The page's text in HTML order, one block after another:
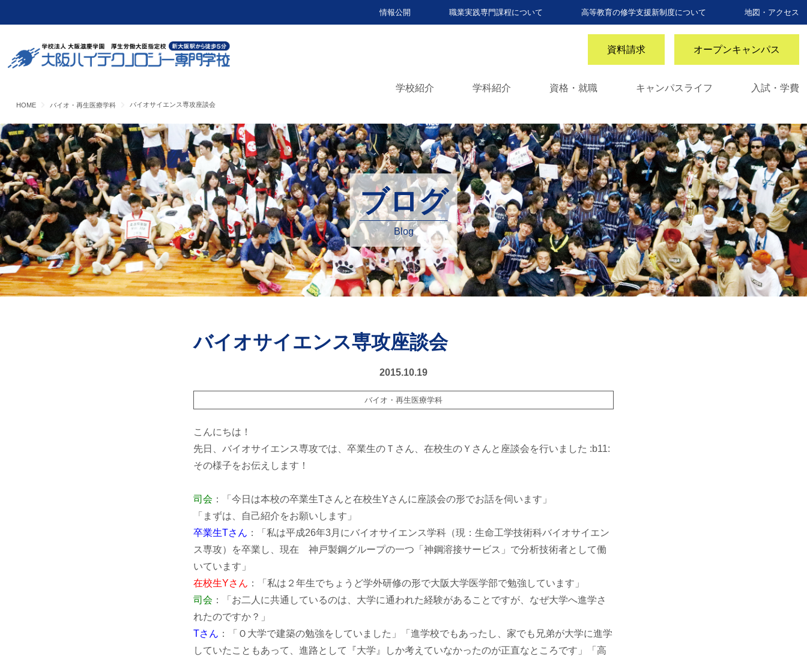
情報公開 職業実践専門課程について 高等教育の修学支援新制度について 地図・アクセス
資料請求 オープンキャンパス
学校紹介 学科紹介 資格・就職 キャンパスライフ 入試・学費
HOME バイオ・再生医療学科 バイオサイエンス専攻座談会
ブログ
Blog
バイオサイエンス専攻座談会
2015.10.19
バイオ・再生医療学科
こんにちは！
先日、バイオサイエンス専攻では、卒業生のＴさん、在校生のＹさんと座談会を行いました :b11:
その様子をお伝えします！
司会 ：「今日は本校の卒業生Tさんと在校生Yさんに座談会の形でお話を伺います」
「まずは、自己紹介をお願いします」
卒業生Tさん ：「私は平成26年3月にバイオサイエンス学科（現：生命工学技術科バイオサイエン
ス専攻）を卒業し、現在 神戸製鋼グループの一つ「神鋼溶接サービス」で分析技術者として働
いています」
在校生Yさん ：「私は２年生でちょうど学外研修の形で大阪大学医学部で勉強しています」
司会 ：「お二人に共通しているのは、大学に通われた経験があることですが、なぜ大学へ進学さ
れたのですか？」
Tさん ：「Ｏ大学で建築の勉強をしていました」「進学校でもあったし、家でも兄弟が大学に進学
していたこともあって、進路として『大学』しか考えていなかったのが正直なところです」「高